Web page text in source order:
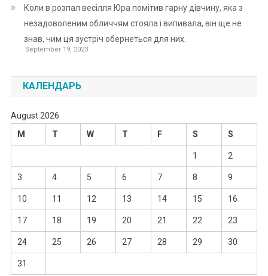
Коли в розпал весілля Юра помітив гарну дівчину, яка з
незадоволеним обличчям стояла і випивала, він ще не
знав, чим ця зустріч обернеться для них.
September 19, 2023
КАЛЕНДАРЬ
August 2026
M
T W T F S S
1 2
3 4 5 6 7 8 9
10 11 12 13 14 15 16
17 18 19 20 21 22 23
24 25 26 27 28 29 30
31